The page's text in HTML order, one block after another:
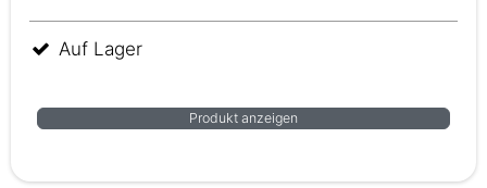
Auf Lager
Produkt anzeigen